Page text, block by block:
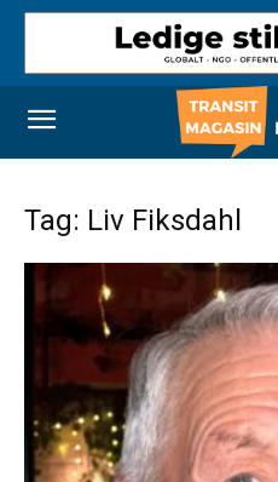
Tag: Liv Fiksdahl